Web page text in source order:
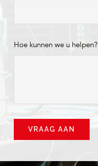
Hoe kunnen we u helpen?
VRAAG AAN